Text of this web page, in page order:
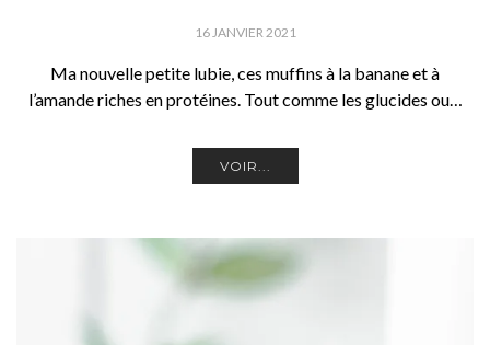
16 JANVIER 2021
Ma nouvelle petite lubie, ces muffins à la banane et à
l’amande riches en protéines. Tout comme les glucides ou…
VOIR...